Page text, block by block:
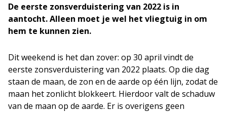
De eerste zonsverduistering van 2022 is in
aantocht. Alleen moet je wel het vliegtuig in om
hem te kunnen zien.
Dit weekend is het dan zover: op 30 april vindt de
eerste zonsverduistering van 2022 plaats. Op die dag
staan de maan, de zon en de aarde op één lijn, zodat de
maan het zonlicht blokkeert. Hierdoor valt de schaduw
van de maan op de aarde. Er is overigens geen